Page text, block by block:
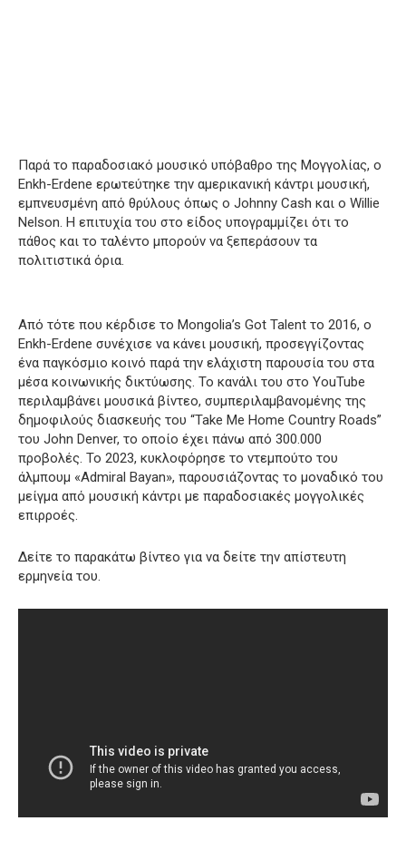
Παρά το παραδοσιακό μουσικό υπόβαθρο της Μογγολίας, ο
Enkh-Erdene ερωτεύτηκε την αμερικανική κάντρι μουσική,
εμπνευσμένη από θρύλους όπως ο Johnny Cash και ο Willie
Nelson. Η επιτυχία του στο είδος υπογραμμίζει ότι το
πάθος και το ταλέντο μπορούν να ξεπεράσουν τα
πολιτιστικά όρια.
Από τότε που κέρδισε το Mongolia’s Got Talent το 2016, ο
Enkh-Erdene συνέχισε να κάνει μουσική, προσεγγίζοντας
ένα παγκόσμιο κοινό παρά την ελάχιστη παρουσία του στα
μέσα κοινωνικής δικτύωσης. Το κανάλι του στο YouTube
περιλαμβάνει μουσικά βίντεο, συμπεριλαμβανομένης της
δημοφιλούς διασκευής του “Take Me Home Country Roads”
του John Denver, το οποίο έχει πάνω από 300.000
προβολές. Το 2023, κυκλοφόρησε το ντεμπούτο του
άλμπουμ «Admiral Bayan», παρουσιάζοντας το μοναδικό του
μείγμα από μουσική κάντρι με παραδοσιακές μογγολικές
επιρροές.
Δείτε το παρακάτω βίντεο για να δείτε την απίστευτη
ερμηνεία του.